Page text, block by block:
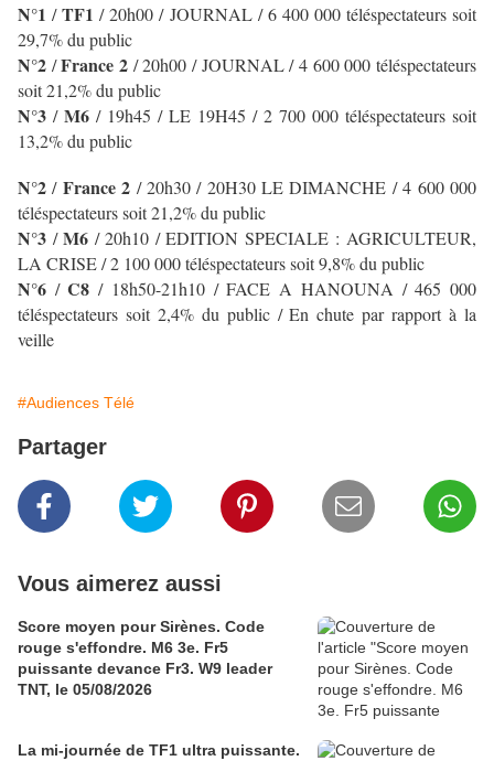
N°1 /TF1 /20h00 / JOURNAL / 6 400 000 téléspectateurs soit
29,7% du public
N°2 /France 2 / 20h00 / JOURNAL / 4 600 000 téléspectateurs
soit 21,2% du public
N°3 / M6 / 19h45 / LE 19H45 / 2 700 000 téléspectateurs soit
13,2% du public
N°2 / France 2 / 20h30 / 20H30 LE DIMANCHE / 4 600 000
téléspectateurs soit 21,2% du public
N°3 /M6 / 20h10 / EDITION SPECIALE : AGRICULTEUR,
LA CRISE/ 2 100 000 téléspectateurs soit 9,8% du public
N°6 /C8/ 18h50-21h10 / FACE A HANOUNA / 465 000
téléspectateurs soit 2,4% du public / En chute par rapport à la
veille
#Audiences Télé
Partager
Vous aimerez aussi
Score moyen pour Sirènes. Code
rouge s'effondre. M6 3e. Fr5
puissante devance Fr3. W9 leader
TNT, le 05/08/2026
La mi-journée de TF1 ultra puissante.